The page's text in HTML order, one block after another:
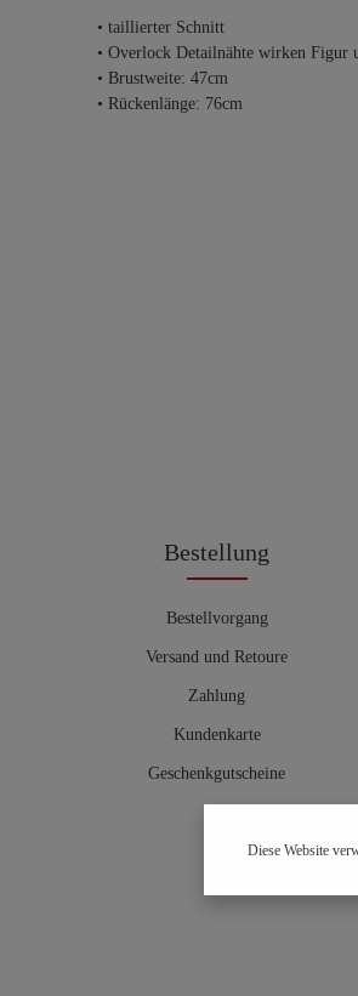
• taillierter Schnitt
• Overlock Detailnähte wirken Figur
• Brustweite: 47cm
• Rückenlänge: 76cm
Bestellung
Bestellvorgang
Versand und Retoure
Zahlung
Kundenkarte
Geschenkgutscheine
Diese Website